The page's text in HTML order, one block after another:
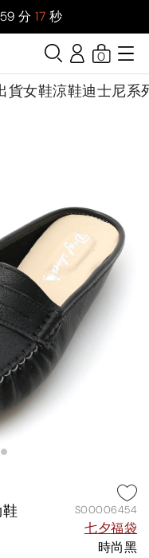
59 分 16 秒
貨女鞋涼鞋迪士尼系
0
S00006454
七夕福袋
時尚黑